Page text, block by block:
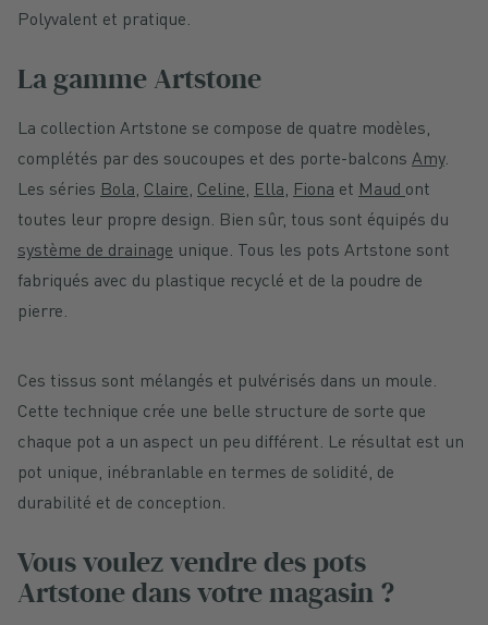
Polyvalent et pratique.
La gamme Artstone
La collection Artstone se compose de quatre modèles,
complétés par des soucoupes et des porte-balcons Amy.
Les séries Bola Claire Celine Ella, Fiona et Maud ont
toutes leur propre design. Bien sûr, tous sont équipés du
système de drainage unique. Tous les pots Artstone sont
fabriqués avec du plastique recyclé et de la poudre de
pierre.
Ces tissus sont mélangés et pulvérisés dans un moule.
Cette technique crée une belle structure de sorte que
chaque pot a un aspect un peu différent. Le résultat est un
pot unique, inébranlable en termes de solidité, de
durabilité et de conception.
Vous voulez vendre des pots
Artstone dans votre magasin ?